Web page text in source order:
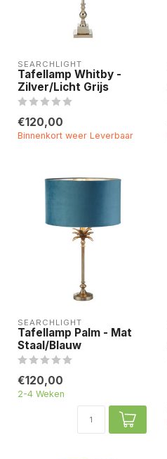
SEARCHLIGHT
Tafellamp Whitby -
Zilver/Licht Grijs
€120,00
Binnenkort weer Leverbaar
SEARCHLIGHT
Tafellamp Palm - Mat
Staal/Blauw
€120,00
2-4 Weken